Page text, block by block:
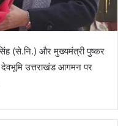
(से.नि.) और मुख्यमंत्री पुष्कर
देवभूमि उत्तराखंड आगमन पर